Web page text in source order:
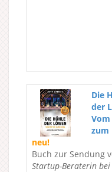
Die
der
zum
neu!
Buch zur Sendung
Startup-Beraterin bei